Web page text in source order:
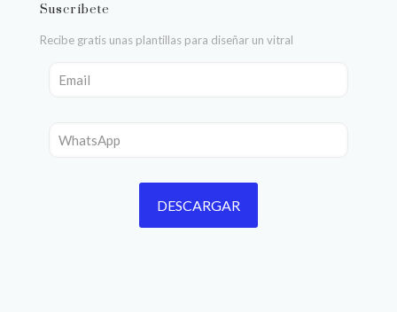
Suscríbete
Recibe gratis unas plantillas para diseñar un vitral